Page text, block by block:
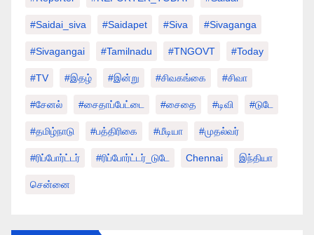
#saidai_siva #saidapet #Siva #Sivaganga
#sivagangai #tamilnadu #TNGOVT #today
#TV #இதழ் #இன்று #சிவகங்கை #சிவா
#சேனல் #சைதாப்பேட்டை #சைதை #டிவி #டுடே
#தமிழ்நாடு #பத்திரிகை #மீடியா #முதல்வர்
#ரிப்போர்ட்டர் #ரிப்போர்ட்டர்_டுடே Chennai இந்தியா
சென்னை